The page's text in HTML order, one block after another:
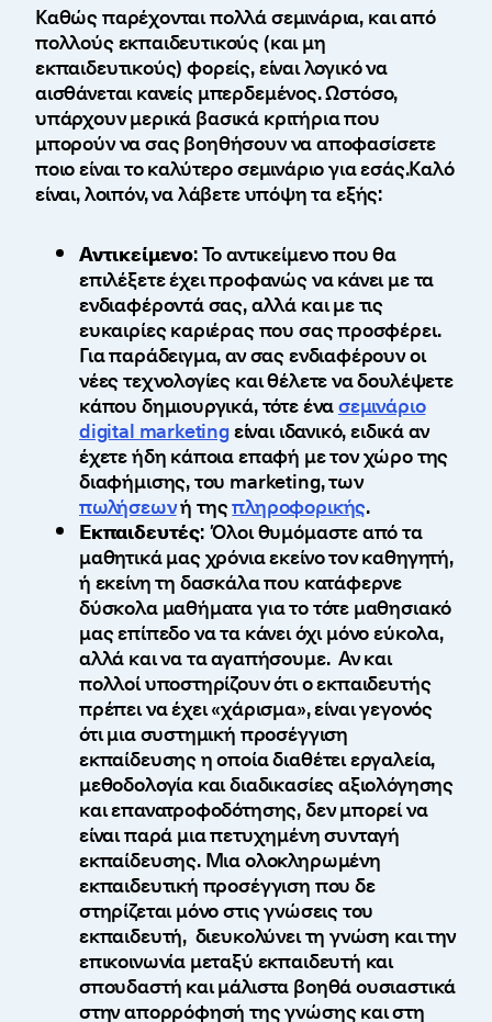
Καθώς παρέχονται πολλά σεμινάρια, και από
πολλούς εκπαιδευτικούς (και μη
εκπαιδευτικούς) φορείς, είναι λογικό να
αισθάνεται κανείς μπερδεμένος. Ωστόσο,
υπάρχουν μερικά βασικά κριτήρια που
μπορούν να σας βοηθήσουν να αποφασίσετε
ποιο είναι το καλύτερο σεμινάριο για εσάς.Καλό
είναι, λοιπόν, να λάβετε υπόψη τα εξής:
Αντικείμενο: Το αντικείμενο που θα
επιλέξετε έχει προφανώς να κάνει με τα
ενδιαφέροντά σας, αλλά και με τις
ευκαιρίες καριέρας που σας προσφέρει.
Για παράδειγμα, αν σας ενδιαφέρουν οι
νέες τεχνολογίες και θέλετε να δουλέψετε
κάπου δημιουργικά, τότε ένασεμινάριο
digital marketingείναι ιδανικό, ειδικά αν
έχετε ήδη κάποια επαφή με τον χώρο της
διαφήμισης, του marketing, των
πωλήσεωνή τηςπληροφορικής.
Εκπαιδευτές: Όλοι θυμόμαστε από τα
μαθητικά μας χρόνια εκείνο τον καθηγητή,
ή εκείνη τη δασκάλα που κατάφερνε
δύσκολα μαθήματα για το τότε μαθησιακό
μας επίπεδο να τα κάνει όχι μόνο εύκολα,
αλλά και να τα αγαπήσουμε. Αν και
πολλοί υποστηρίζουν ότι ο εκπαιδευτής
πρέπει να έχει «χάρισμα», είναι γεγονός
ότι μια συστημική προσέγγιση
εκπαίδευσης η οποία διαθέτει εργαλεία,
μεθοδολογία και διαδικασίες αξιολόγησης
και επανατροφοδότησης, δεν μπορεί να
είναι παρά μια πετυχημένη συνταγή
εκπαίδευσης. Μια ολοκληρωμένη
εκπαιδευτική προσέγγιση που δε
στηρίζεται μόνο στις γνώσεις του
εκπαιδευτή, διευκολύνει τη γνώση και την
επικοινωνία μεταξύ εκπαιδευτή και
σπουδαστή και μάλιστα βοηθά ουσιαστικά
στην απορρόφησή της γνώσης και στη